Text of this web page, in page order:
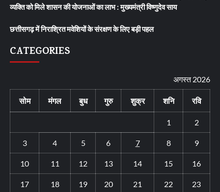
व्यक्ति को मिले शासन की योजनाओं का लाभ : मुख्यमंत्री विष्णुदेव साय
छत्तीसगढ़ में निराश्रित मवेशियों के संरक्षण के लिए बड़ी पहल
CATEGORIES
अगस्त 2026
सोम मंगल बुध गुरु शुक्र शनि रवि
1 2
3 4 5 6 7 8 9
10 11 12 13 14 15 16
17 18 19 20 21 22 23